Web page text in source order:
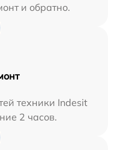
и обратно.
техники Indesit
2 часов.